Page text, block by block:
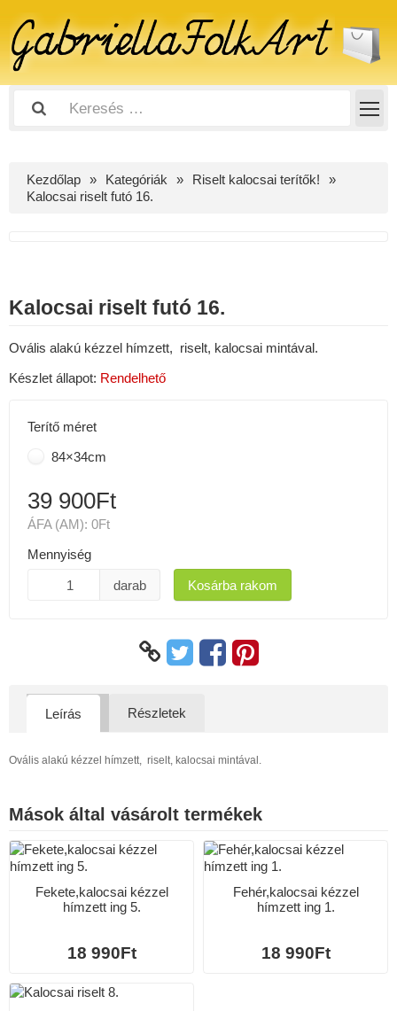
Kezdőlap Kategóriák
Riselt kalocsai terítők!
Kalocsai riselt futó 16.
Kalocsai riselt futó 16.
Ovális alakú kézzel hímzett, riselt, kalocsai mintával.
Készlet állapot: Rendelhető
Terítő méret
84×34cm
39 900Ft
ÁFA (AM): 0Ft
Mennyiség
darab Kosárba rakom
Leírás Részletek
Ovális alakú kézzel hímzett, riselt, kalocsai mintával.
Mások által vásárolt termékek
Fekete,kalocsai kézzel
hímzett ing 5.
18 990Ft
Fehér,kalocsai kézzel
hímzett ing 1.
18 990Ft